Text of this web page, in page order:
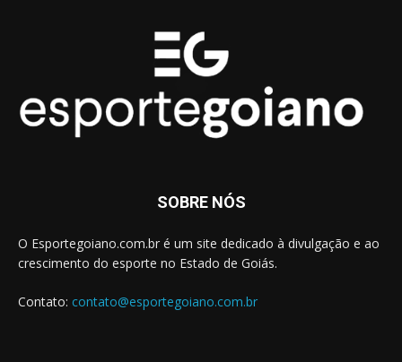
SOBRE NÓS
O Esportegoiano.com.br é um site dedicado à divulgação e ao
crescimento do esporte no Estado de Goiás.
Contato: contato@esportegoiano.com.br